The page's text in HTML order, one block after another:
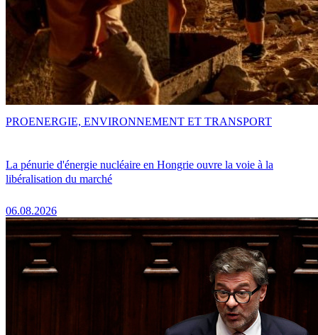
La pénurie d'énergie nucléaire en Hongrie ouvre la voie à la
libéralisation du marché
06.08.2026
PROENERGIE, ENVIRONNEMENT ET TRANSPORT